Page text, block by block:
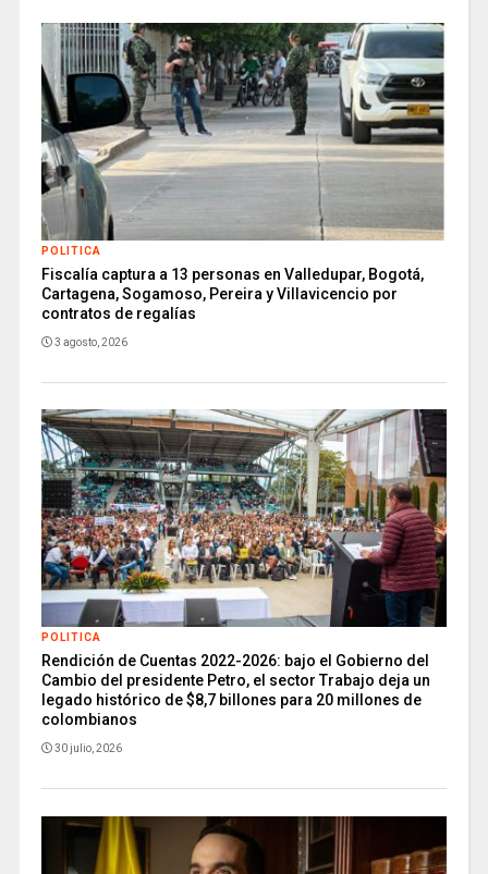
POLITICA
Fiscalía captura a 13 personas en Valledupar, Bogotá,
Cartagena, Sogamoso, Pereira y Villavicencio por
contratos de regalías
3 agosto, 2026
POLITICA
Rendición de Cuentas 2022-2026: bajo el Gobierno del
Cambio del presidente Petro, el sector Trabajo deja un
legado histórico de $8,7 billones para 20 millones de
colombianos
30 julio, 2026